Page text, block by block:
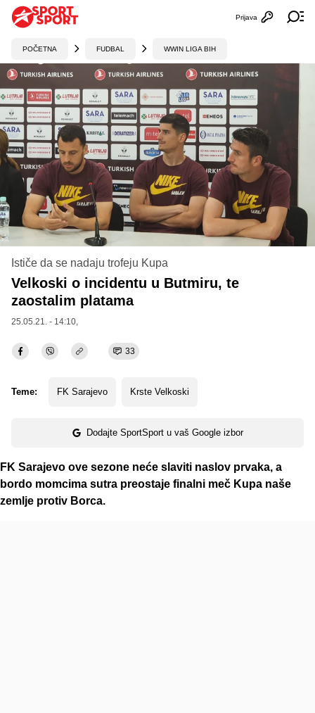
Otvori
Prijava
POČETNA FUDBAL WWIN LIGA BIH
Ističe da se nadaju trofeju Kupa
Velkoski o incidentu u Butmiru, te
zaostalim platama
25.05.21. - 14:10,
33
Teme: FK Sarajevo Krste Velkoski
Dodajte SportSport u vaš Google izbor
FK Sarajevo ove sezone neće slaviti naslov prvaka, a
bordo momcima sutra preostaje finalni meč Kupa naše
zemlje protiv Borca.